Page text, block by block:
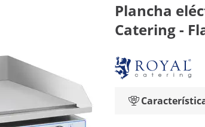
Plancha
Catering -